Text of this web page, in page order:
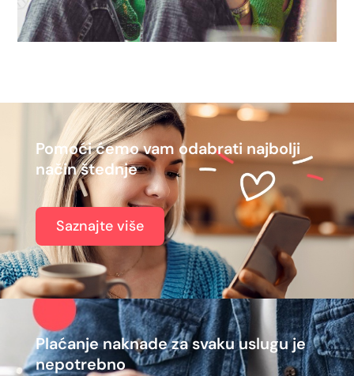
Pomoći ćemo vam odabrati najbolji
način štednje
Saznajte više
Plaćanje naknade za svaku uslugu je
nepotrebno